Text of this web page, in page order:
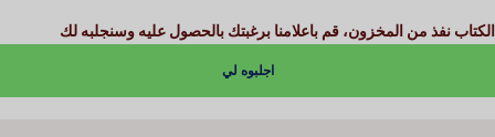
الكتاب نفذ من المخزون، قم باعلامنا برغبتك بالحصول عليه وسنجلبه لك
اجلبوه لي